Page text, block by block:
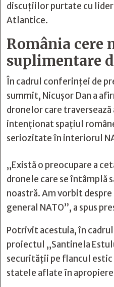
discuțiilor purtate cu
Atlantice.
România cere
suplimentare
În cadrul conferinței de
summit, Nicușor Dan a
dronelor care traversează
intenționat spațiul
seriozitate în interiorul
„Există o preocupare a
dronele care se întâmplă
noastră. Am vorbit
general NATO”, a spus
Potrivit acestuia, în
proiectul „Santinela
securității pe flancul
statele aflate în